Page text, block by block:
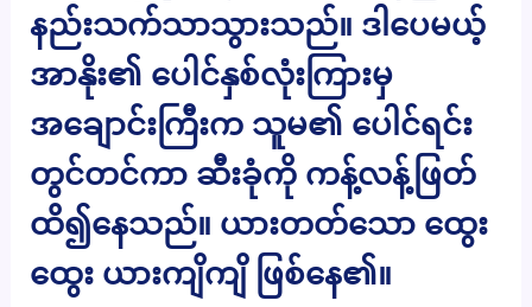
နည်းသက်သာသွားသည်။ ဒါပေမယ့်
အာနိုး၏ ပေါင်နှစ်လုံးကြားမှ
အချောင်းကြီးက သူမ၏ ပေါင်ရင်း
တွင်တင်ကာ ဆီးခုံကို ကန့်လန့်ဖြတ်
ထိ၍နေသည်။ ယားတတ်သော ထွေး
ထွေး ယားကျိကျိ ဖြစ်နေ၏။